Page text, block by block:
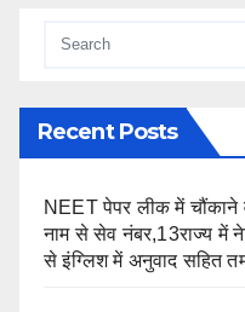
Recent Posts
NEET पेपर लीक में
नाम से सेव नंबर,13राज्य में
से इंग्लिश में अनुवाद सहित